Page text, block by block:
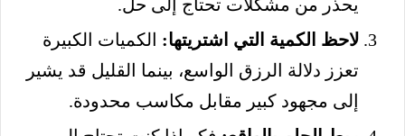
يحذر من مشكلات تحتاج إلى حل.
لاحظ الكمية التي اشتريتها: الكميات الكبيرة
تعزز دلالة الرزق الواسع، بينما القليل قد يشير
إلى مجهود كبير مقابل مكاسب محدودة.